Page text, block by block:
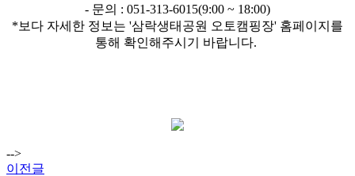
- 문의 : 051-313-6015(9:00 ~ 18:00)
*보다 자세한 정보는 '삼락생태공원 오토캠핑장' 홈페이지를
통해 확인해주시기 바랍니다.
-->
이전글